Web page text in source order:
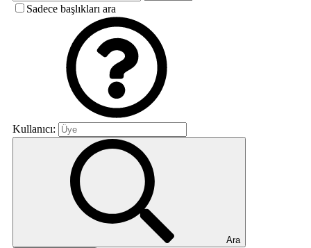
Sadece başlıkları ara
Kullanıcı:
Ara